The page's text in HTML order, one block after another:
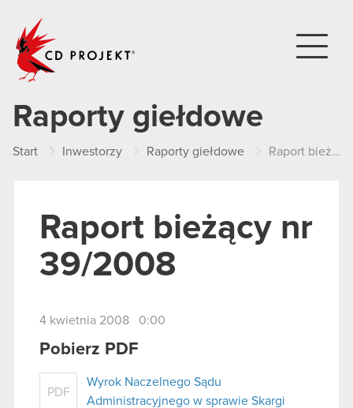
Raporty giełdowe
Start Inwestorzy Raporty giełdowe Raport bieżący nr 39/2008
Raport bieżący nr
39/2008
4 kwietnia 2008 0:00
Pobierz PDF
PDF
Wyrok Naczelnego Sądu
Administracyjnego w sprawie Skargi